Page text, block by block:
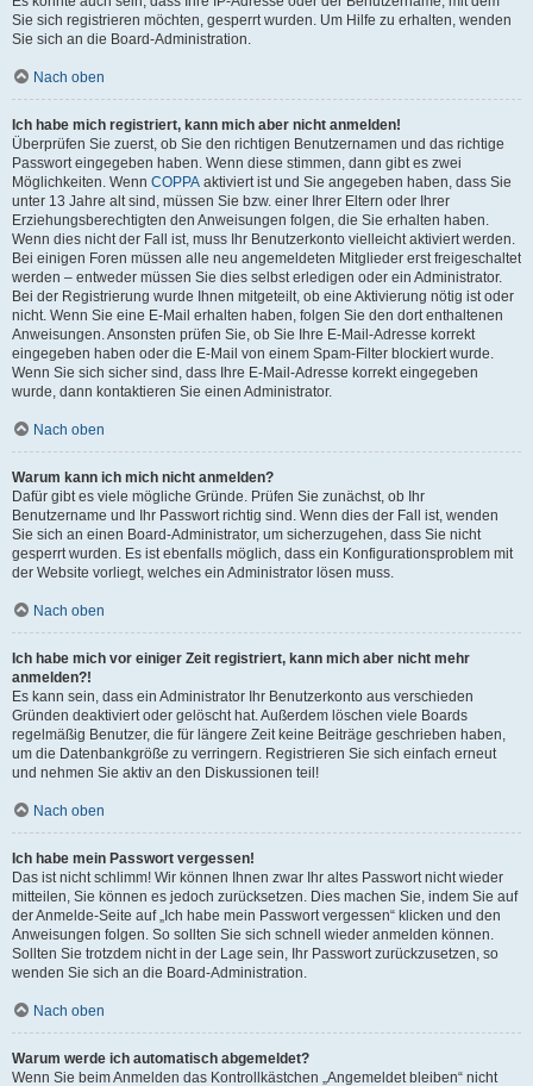
Sie sich registrieren möchten, gesperrt wurden. Um Hilfe zu erhalten, wenden
Sie sich an die Board-Administration.
Nach oben
Ich habe mich registriert, kann mich aber nicht anmelden!
Überprüfen Sie zuerst, ob Sie den richtigen Benutzernamen und das richtige
Passwort eingegeben haben. Wenn diese stimmen, dann gibt es zwei
Möglichkeiten. Wenn COPPA aktiviert ist und Sie angegeben haben, dass Sie
unter 13 Jahre alt sind, müssen Sie bzw. einer Ihrer Eltern oder Ihrer
Erziehungsberechtigten den Anweisungen folgen, die Sie erhalten haben.
Wenn dies nicht der Fall ist, muss Ihr Benutzerkonto vielleicht aktiviert werden.
Bei einigen Foren müssen alle neu angemeldeten Mitglieder erst freigeschaltet
werden – entweder müssen Sie dies selbst erledigen oder ein Administrator.
Bei der Registrierung wurde Ihnen mitgeteilt, ob eine Aktivierung nötig ist oder
nicht. Wenn Sie eine E-Mail erhalten haben, folgen Sie den dort enthaltenen
Anweisungen. Ansonsten prüfen Sie, ob Sie Ihre E-Mail-Adresse korrekt
eingegeben haben oder die E-Mail von einem Spam-Filter blockiert wurde.
Wenn Sie sich sicher sind, dass Ihre E-Mail-Adresse korrekt eingegeben
wurde, dann kontaktieren Sie einen Administrator.
Nach oben
Warum kann ich mich nicht anmelden?
Dafür gibt es viele mögliche Gründe. Prüfen Sie zunächst, ob Ihr
Benutzername und Ihr Passwort richtig sind. Wenn dies der Fall ist, wenden
Sie sich an einen Board-Administrator, um sicherzugehen, dass Sie nicht
gesperrt wurden. Es ist ebenfalls möglich, dass ein Konfigurationsproblem mit
der Website vorliegt, welches ein Administrator lösen muss.
Nach oben
Ich habe mich vor einiger Zeit registriert, kann mich aber nicht mehr
anmelden?!
Es kann sein, dass ein Administrator Ihr Benutzerkonto aus verschieden
Gründen deaktiviert oder gelöscht hat. Außerdem löschen viele Boards
regelmäßig Benutzer, die für längere Zeit keine Beiträge geschrieben haben,
um die Datenbankgröße zu verringern. Registrieren Sie sich einfach erneut
und nehmen Sie aktiv an den Diskussionen teil!
Nach oben
Ich habe mein Passwort vergessen!
Das ist nicht schlimm! Wir können Ihnen zwar Ihr altes Passwort nicht wieder
mitteilen, Sie können es jedoch zurücksetzen. Dies machen Sie, indem Sie auf
der Anmelde-Seite auf „Ich habe mein Passwort vergessen“ klicken und den
Anweisungen folgen. So sollten Sie sich schnell wieder anmelden können.
Sollten Sie trotzdem nicht in der Lage sein, Ihr Passwort zurückzusetzen, so
wenden Sie sich an die Board-Administration.
Nach oben
Warum werde ich automatisch abgemeldet?
Wenn Sie beim Anmelden das Kontrollkästchen „Angemeldet bleiben“ nicht